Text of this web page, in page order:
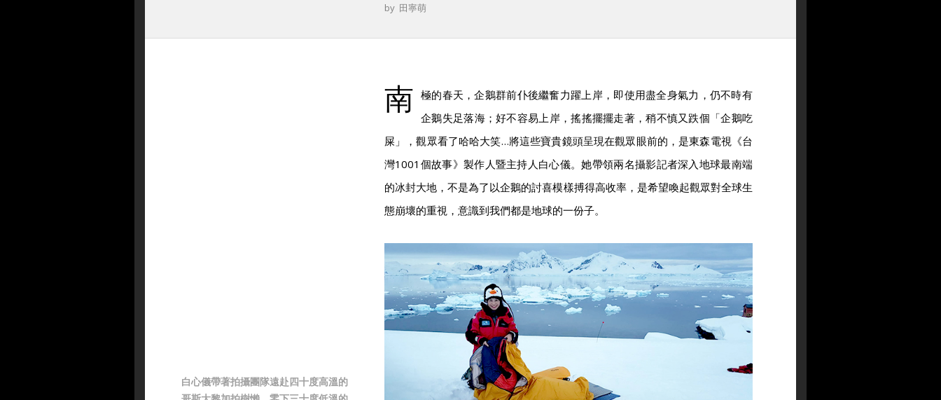
by 田寧萌
南 極的春天，企鵝群前仆後繼奮力躍上岸，即使用盡全身氣力，仍不時有
企鵝失足落海；好不容易上岸，搖搖擺擺走著，稍不慎又跌個「企鵝吃
屎」，觀眾看了哈哈大笑…將這些寶貴鏡頭呈現在觀眾眼前的，是東森電視《台
灣1001個故事》製作人暨主持人白心儀。她帶領兩名攝影記者深入地球最南端
的冰封大地，不是為了以企鵝的討喜模樣搏得高收率，是希望喚起觀眾對全球生
態崩壞的重視，意識到我們都是地球的一份子。
白心儀帶著拍攝團隊遠赴四十度高溫的